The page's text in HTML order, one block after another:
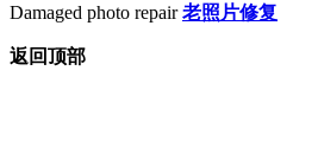
Damaged photo repair老照片修复
返回顶部